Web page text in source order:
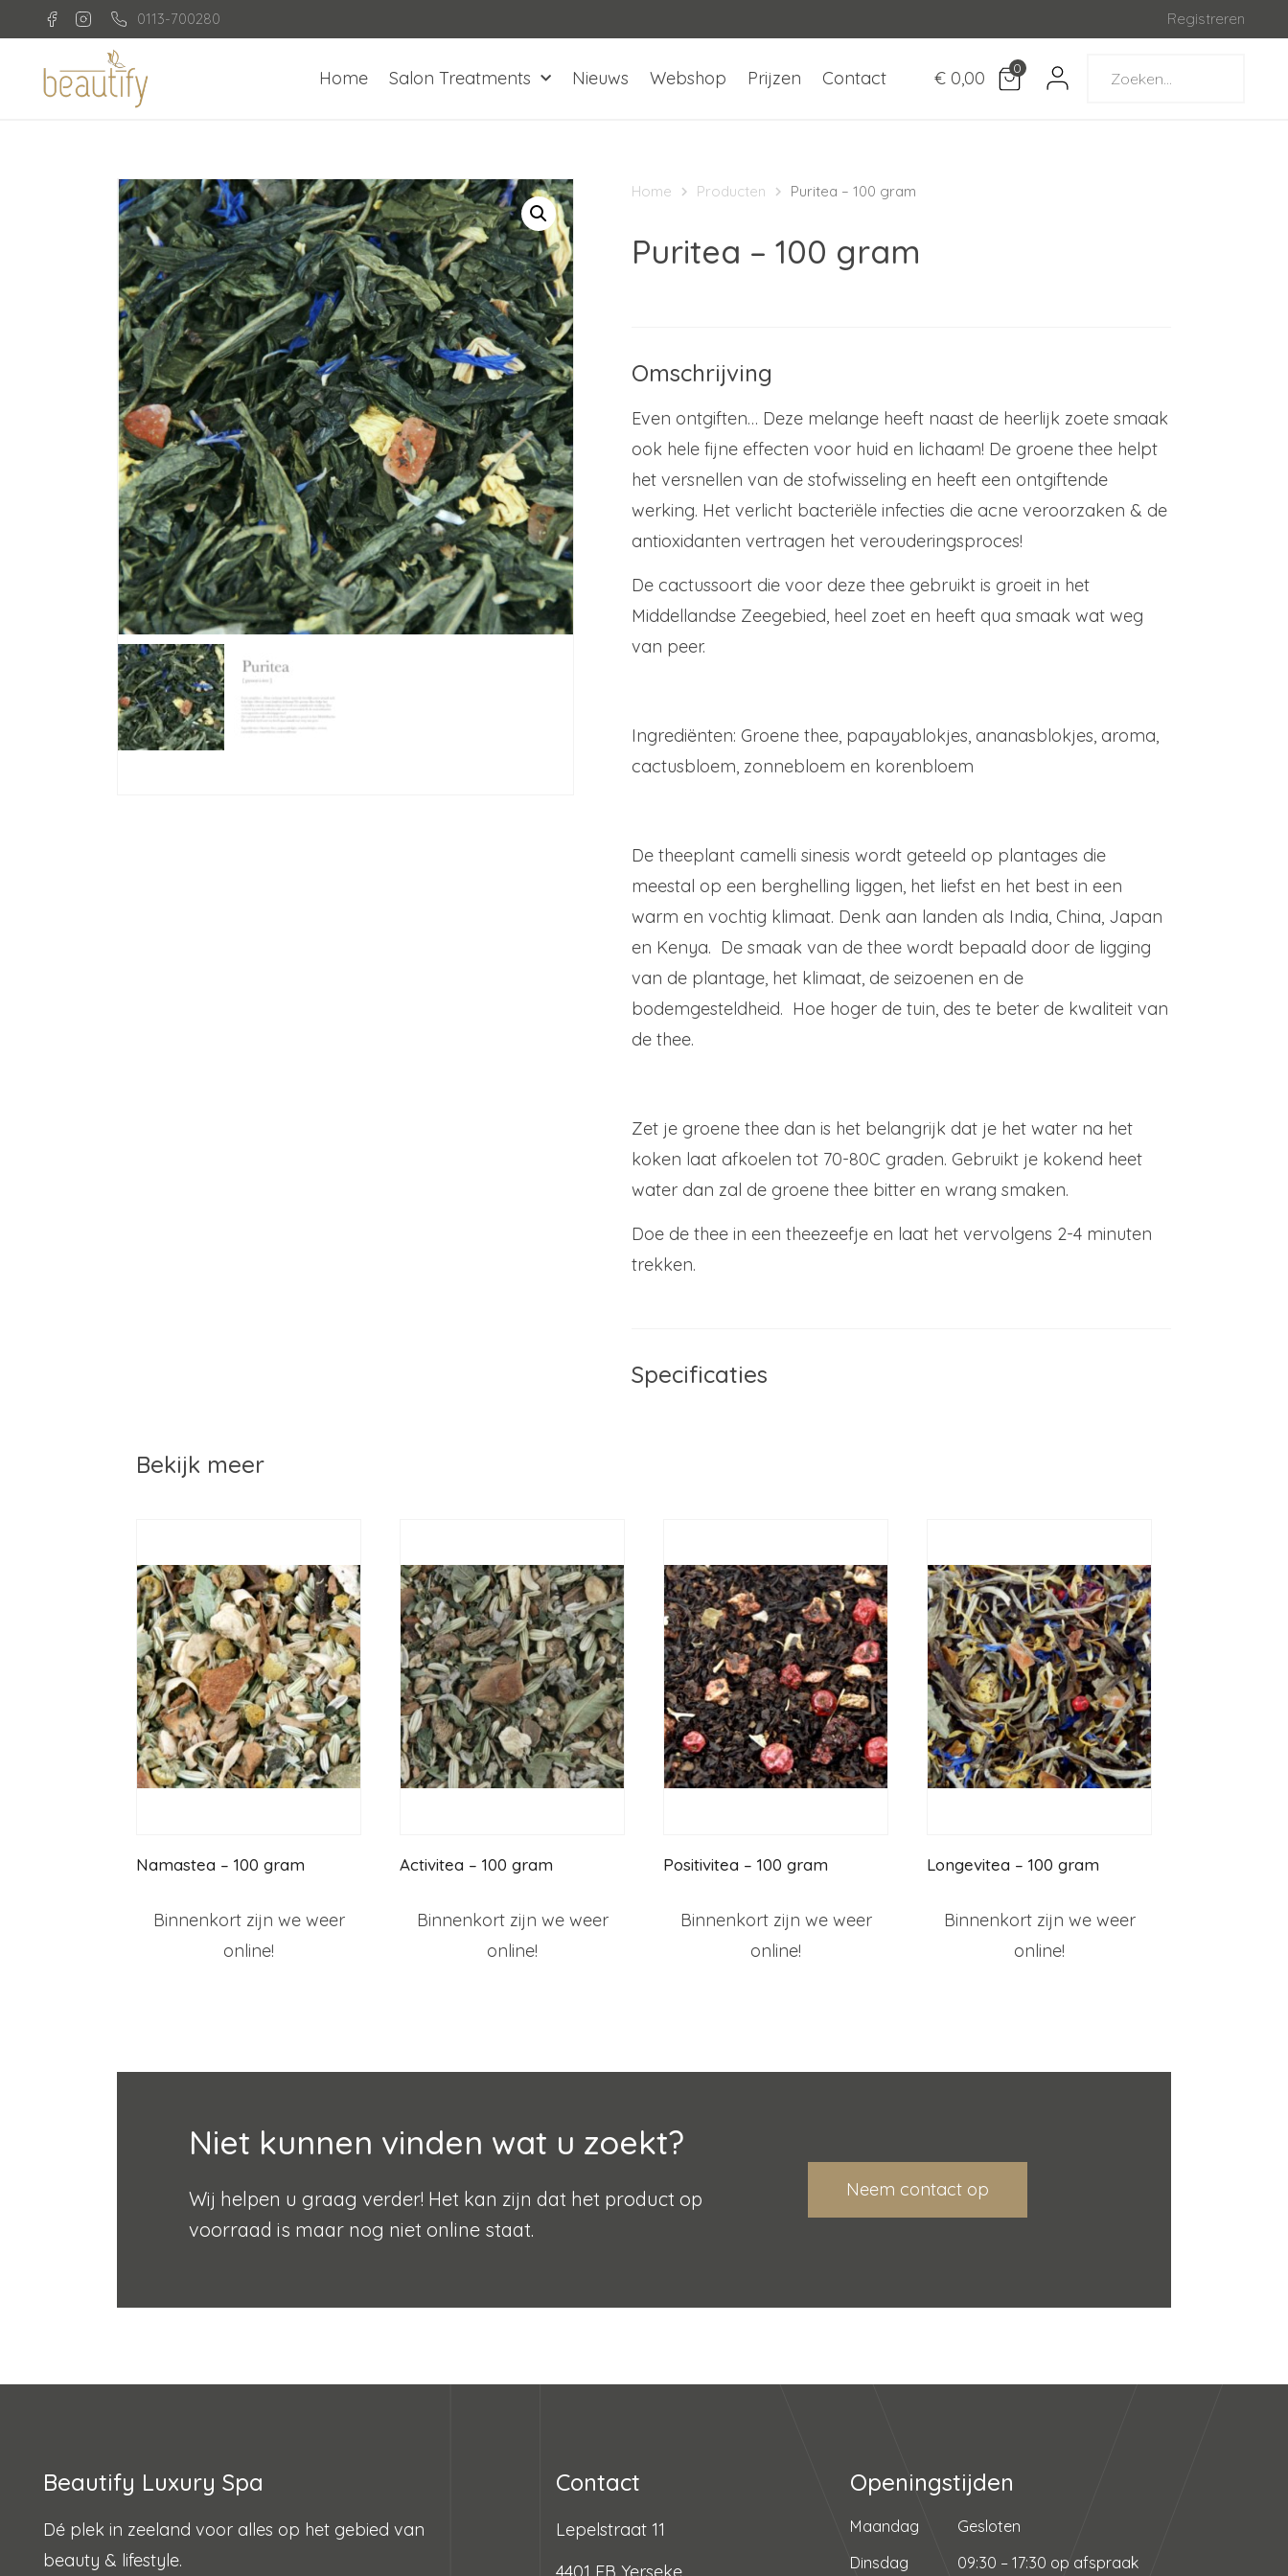
0113-700280 Registreren
Home Salon Treatments Nieuws Webshop Prijzen Contact 0
€ 0,00
Home Producten Puritea – 100 gram
Puritea – 100 gram
Omschrijving
Even ontgiften… Deze melange heeft naast de heerlijk zoete smaak
ook hele fijne effecten voor huid en lichaam! De groene thee helpt
het versnellen van de stofwisseling en heeft een ontgiftende
werking. Het verlicht bacteriële infecties die acne veroorzaken & de
antioxidanten vertragen het verouderingsproces!
De cactussoort die voor deze thee gebruikt is groeit in het
Middellandse Zeegebied, heel zoet en heeft qua smaak wat weg
van peer.
Ingrediënten: Groene thee, papayablokjes, ananasblokjes, aroma,
cactusbloem, zonnebloem en korenbloem
De theeplant camelli sinesis wordt geteeld op plantages die
meestal op een berghelling liggen, het liefst en het best in een
warm en vochtig klimaat. Denk aan landen als India, China, Japan
en Kenya. De smaak van de thee wordt bepaald door de ligging
van de plantage, het klimaat, de seizoenen en de
bodemgesteldheid. Hoe hoger de tuin, des te beter de kwaliteit van
de thee.
Zet je groene thee dan is het belangrijk dat je het water na het
koken laat afkoelen tot 70-80C graden. Gebruikt je kokend heet
water dan zal de groene thee bitter en wrang smaken.
Doe de thee in een theezeefje en laat het vervolgens 2-4 minuten
trekken.
Specificaties
Bekijk meer
Namastea – 100 gram
Binnenkort zijn we weer
online!
Activitea – 100 gram
Binnenkort zijn we weer
online!
Positivitea – 100 gram
Binnenkort zijn we weer
online!
Longevitea – 100 gram
Binnenkort zijn we weer
online!
Niet kunnen vinden wat u zoekt?
Wij helpen u graag verder! Het kan zijn dat het product op
voorraad is maar nog niet online staat.
Neem contact op
Beautify Luxury Spa
Dé plek in zeeland voor alles op het gebied van
beauty & lifestyle.
Contact
Lepelstraat 11
4401 EB Yerseke
Openingstijden
Maandag
Gesloten
Dinsdag
09:30 – 17:30 op afspraak